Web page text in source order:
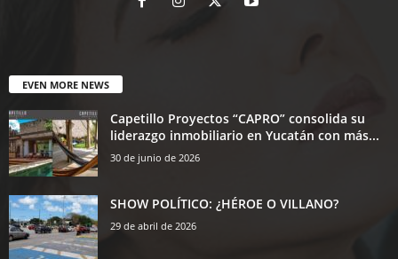
EVEN MORE NEWS
Capetillo Proyectos “CAPRO” consolida su
liderazgo inmobiliario en Yucatán con más...
30 de junio de 2026
SHOW POLÍTICO: ¿HÉROE O VILLANO?
29 de abril de 2026